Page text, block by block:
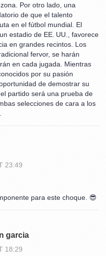
Por otro lado, una
de que el talento
en el fútbol mundial. El
estadio de EE. UU., favorece
en grandes recintos. Los
fervor, se harán
en cada jugada. Mientras
por su pasión
de demostrar su
partido será una prueba de
selecciones de cara a los
23:49
para este choque. 😎
garcia
18:29